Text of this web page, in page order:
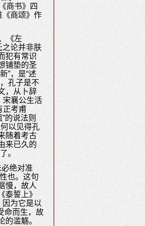
商书》四
《商颂》作
《左
之论并非肤
犯有常识
铺垫的圣
”，是“述
孔子是不
，从卜辞
宋襄公生活
正考甫
的说法则
以见得孔
随着考古
来已久的
。
绝对准
也。这句
慢，故人
誓上》
因为它是以
命而生，故
滥觞。